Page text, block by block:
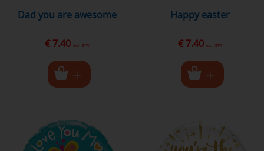
dad you are awesome
€ 7.40 excl. BTW
happy easter
€ 7.40 excl. BTW